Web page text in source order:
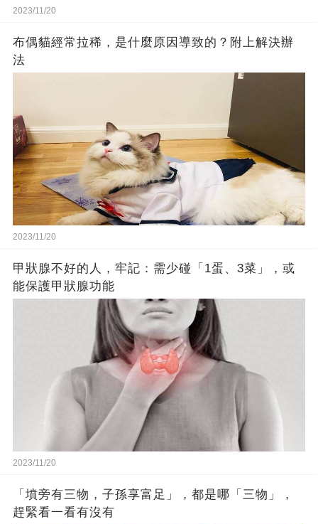
2023/11/20
布偶貓經常拉稀，是什麼原因導致的？附上解決辦
法
2023/11/20
甲狀腺不好的人，牢記：需少碰「1蛋、3菜」，或
能保護甲狀腺功能
2023/11/20
「墳旁有三物，子孫享富足」，都是哪「三物」，
趕緊看一看有沒有